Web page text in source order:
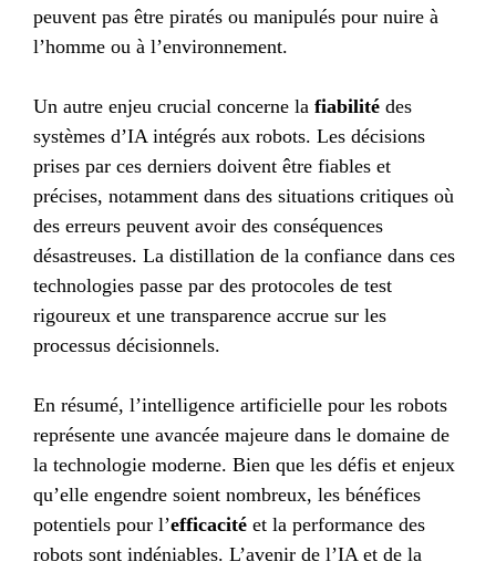
peuvent pas être piratés ou manipulés pour nuire à
l’homme ou à l’environnement.
Un autre enjeu crucial concerne la fiabilité des
systèmes d’IA intégrés aux robots. Les décisions
prises par ces derniers doivent être fiables et
précises, notamment dans des situations critiques où
des erreurs peuvent avoir des conséquences
désastreuses. La distillation de la confiance dans ces
technologies passe par des protocoles de test
rigoureux et une transparence accrue sur les
processus décisionnels.
En résumé, l’intelligence artificielle pour les robots
représente une avancée majeure dans le domaine de
la technologie moderne. Bien que les défis et enjeux
qu’elle engendre soient nombreux, les bénéfices
potentiels pour l’efficacité et la performance des
robots sont indéniables. L’avenir de l’IA et de la